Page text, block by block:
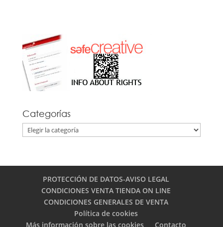
Categorías
Categorías
PROTECCIÓN DE DATOS-AVISO LEGAL
CONDICIONES VENTA TIENDA ON LINE
CONDICIONES GENERALES DE VENTA
Política de cookies
Más información sobre las cookies
Contacto